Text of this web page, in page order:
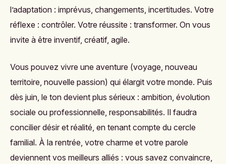
l’adaptation : imprévus, changements, incertitudes. Votre
réflexe : contrôler. Votre réussite : transformer. On vous
invite à être inventif, créatif, agile.
Vous pouvez vivre une aventure (voyage, nouveau
territoire, nouvelle passion) qui élargit votre monde. Puis
dès juin, le ton devient plus sérieux : ambition, évolution
sociale ou professionnelle, responsabilités. Il faudra
concilier désir et réalité, en tenant compte du cercle
familial. À la rentrée, votre charme et votre parole
deviennent vos meilleurs alliés : vous savez convaincre,